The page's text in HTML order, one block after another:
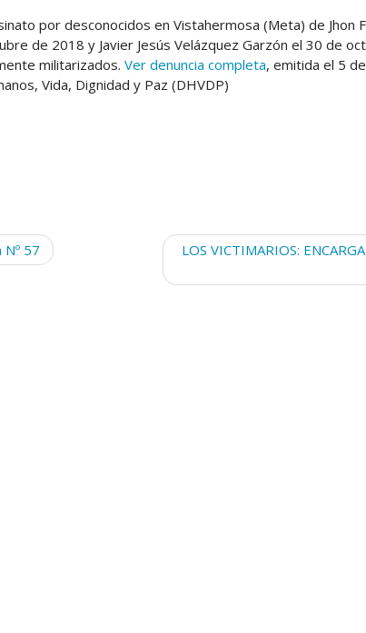
por desconocidos en Vistahermosa (Meta) de Jhon
de 2018 y Javier Jesús Velázquez Garzón el 30 de
militarizados. Ver denuncia completa, emitida el 5
Vida, Dignidad y Paz (DHVDP)
57
LOS VICTIMARIOS: